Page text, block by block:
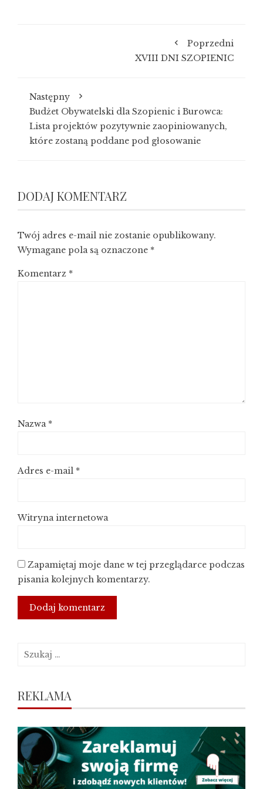
Poprzedni
XVIII DNI SZOPIENIC
Następny
Budżet Obywatelski dla Szopienic i Burowca:
Lista projektów pozytywnie zaopiniowanych,
które zostaną poddane pod głosowanie
DODAJ KOMENTARZ
Twój adres e-mail nie zostanie opublikowany.
Wymagane pola są oznaczone *
Komentarz *
Nazwa *
Adres e-mail *
Witryna internetowa
Zapamiętaj moje dane w tej przeglądarce podczas
pisania kolejnych komentarzy.
Szukaj:
REKLAMA